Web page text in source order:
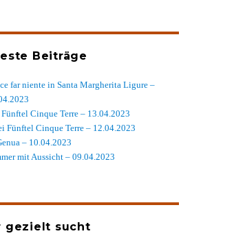
Beiträge
far niente in Santa Margherita Ligure –
Cinque Terre – 13.04.2023
Fünftel Cinque Terre – 12.04.2023
– 10.04.2023
mit Aussicht – 09.04.2023
gezielt sucht